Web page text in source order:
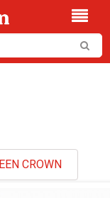
CROWN